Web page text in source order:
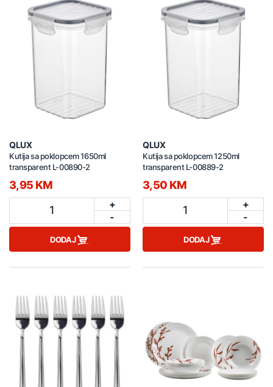
QLUX
Kutija sa poklopcem 1650ml
transparent L-00890-2
3,95 KM
1
+
-
DODAJ
QLUX
Kutija sa poklopcem 1250ml
transparent L-00889-2
3,50 KM
1
+
-
DODAJ